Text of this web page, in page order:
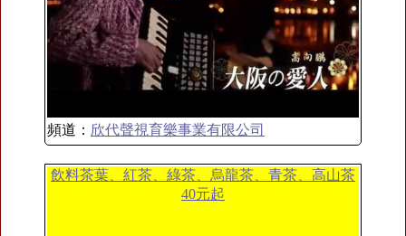
頻道： 欣代聲視育樂事業有限公司
飲料茶葉、紅茶、綠茶、烏龍茶、青茶、高山茶
40元起